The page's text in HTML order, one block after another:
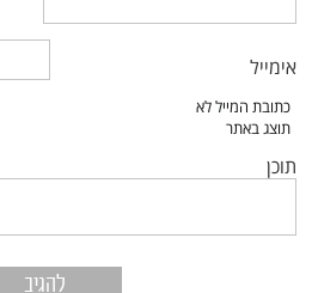
אימייל
תוכן